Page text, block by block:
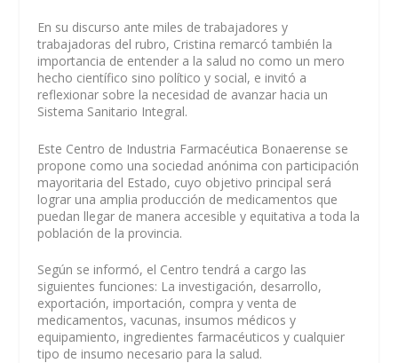
En su discurso ante miles de trabajadores y
trabajadoras del rubro, Cristina remarcó también la
importancia de entender a la salud no como un mero
hecho científico sino político y social, e invitó a
reflexionar sobre la necesidad de avanzar hacia un
Sistema Sanitario Integral.
Este Centro de Industria Farmacéutica Bonaerense se
propone como una sociedad anónima con participación
mayoritaria del Estado, cuyo objetivo principal será
lograr una amplia producción de medicamentos que
puedan llegar de manera accesible y equitativa a toda la
población de la provincia.
Según se informó, el Centro tendrá a cargo las
siguientes funciones: La investigación, desarrollo,
exportación, importación, compra y venta de
medicamentos, vacunas, insumos médicos y
equipamiento, ingredientes farmacéuticos y cualquier
tipo de insumo necesario para la salud.